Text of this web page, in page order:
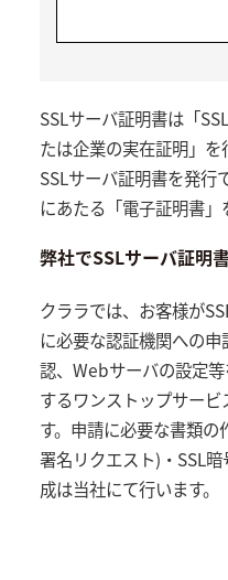
SSLサーバ証明書は「
たは企業の実在証明」
SSLサーバ証明書を発行
にあたる「電子証明書」
弊社でSSLサーバ証明
クララでは、お客様が
に必要な認証機関への
認、Webサーバの設定
するワンストップサー
す。申請に必要な書類の
署名リクエスト)・SSL
成は当社にて行います。